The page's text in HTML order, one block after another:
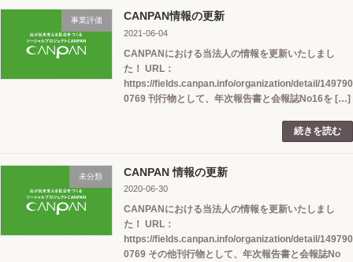
事業評価 CANPAN情報の更新
2021-06-04
CANPANにおける当法人の情報を更新いたしまし
た！ URL：
https://fields.canpan.info/organization/detail/149790
0769 刊行物として、年次報告書と会報誌No16を […]
続きを読む
未分類 CANPAN 情報の更新
2020-06-30
CANPANにおける当法人の情報を更新いたしまし
た！ URL：
https://fields.canpan.info/organization/detail/149790
0769 その他刊行物として、年次報告書と会報誌No